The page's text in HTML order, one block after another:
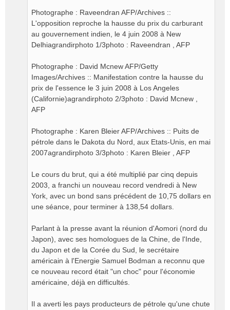
Photographe : Raveendran AFP/Archives ::
L'opposition reproche la hausse du prix du carburant
au gouvernement indien, le 4 juin 2008 à New
Delhiagrandirphoto 1/3photo : Raveendran , AFP
Photographe : David Mcnew AFP/Getty
Images/Archives :: Manifestation contre la hausse du
prix de l'essence le 3 juin 2008 à Los Angeles
(Californie)agrandirphoto 2/3photo : David Mcnew ,
AFP
Photographe : Karen Bleier AFP/Archives :: Puits de
pétrole dans le Dakota du Nord, aux Etats-Unis, en mai
2007agrandirphoto 3/3photo : Karen Bleier , AFP
Le cours du brut, qui a été multiplié par cinq depuis
2003, a franchi un nouveau record vendredi à New
York, avec un bond sans précédent de 10,75 dollars en
une séance, pour terminer à 138,54 dollars.
Parlant à la presse avant la réunion d'Aomori (nord du
Japon), avec ses homologues de la Chine, de l'Inde,
du Japon et de la Corée du Sud, le secrétaire
américain à l'Energie Samuel Bodman a reconnu que
ce nouveau record était "un choc" pour l'économie
américaine, déjà en difficultés.
Il a averti les pays producteurs de pétrole qu'une chute